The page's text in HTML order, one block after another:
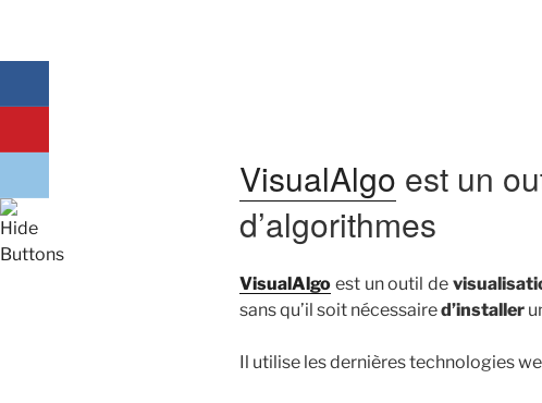
VisualAlgo est un
d’algorithmes
VisualAlgo est un outil de
sans qu’il soit nécessaired’installer
Il utilise les dernières technologies